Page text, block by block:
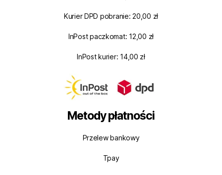
Kurier DPD pobranie: 20,00 zł
InPost paczkomat: 12,00 zł
InPost kurier: 14,00 zł
Metody płatności
Przelew bankowy
Tpay